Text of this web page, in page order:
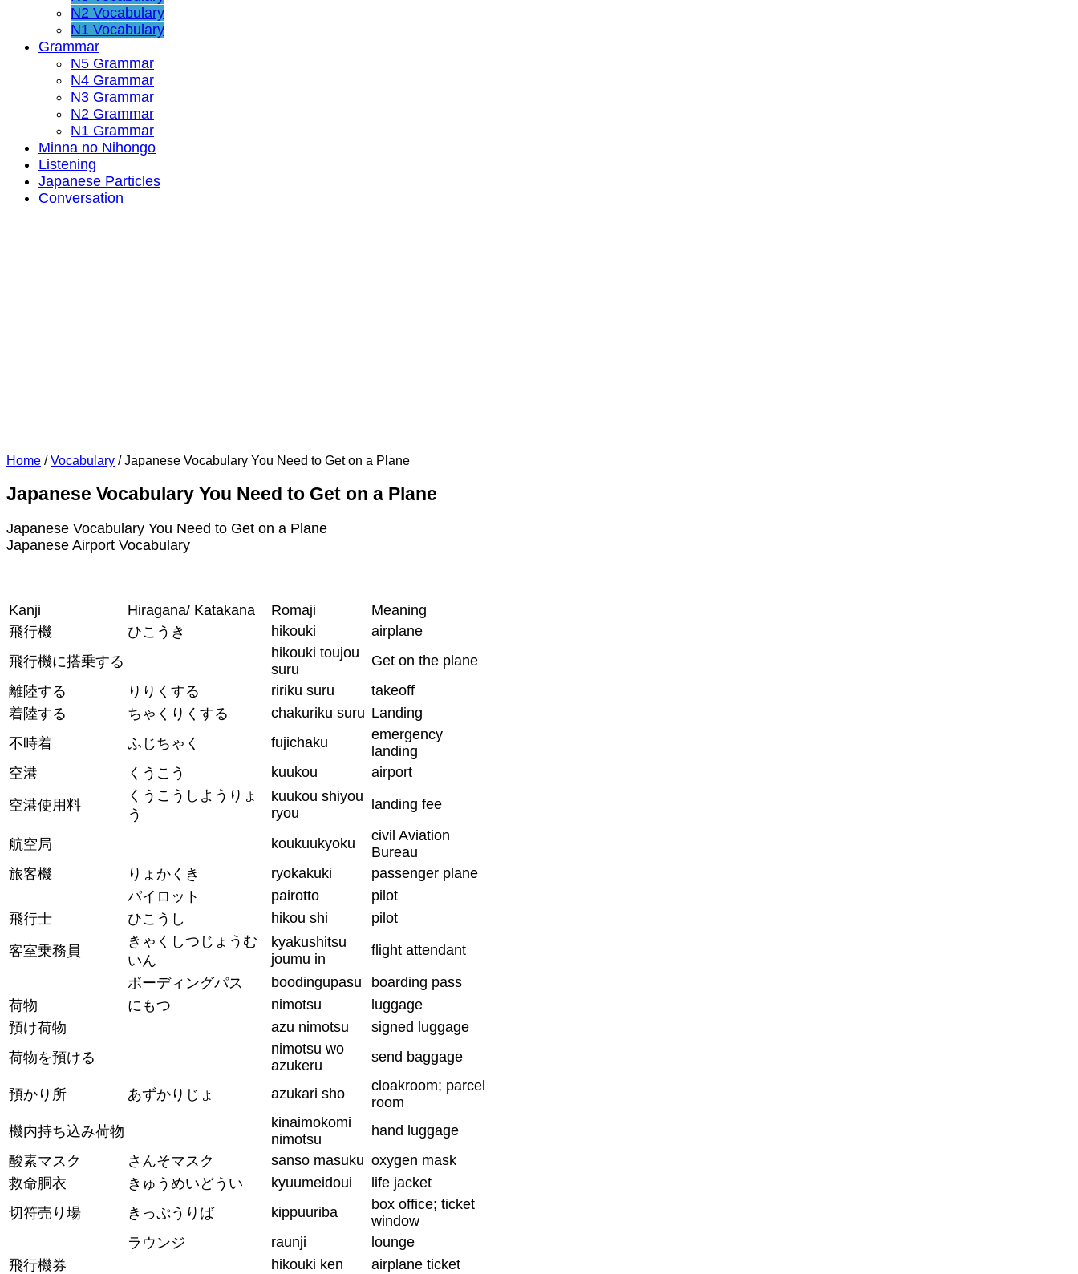
N2 Vocabulary
N1 Vocabulary
Grammar
N5 Grammar
N4 Grammar
N3 Grammar
N2 Grammar
N1 Grammar
Minna no Nihongo
Listening
Japanese Particles
Conversation
Home / Vocabulary / Japanese Vocabulary You Need to Get on a Plane
Japanese Vocabulary You Need to Get on a Plane
Japanese Vocabulary You Need to Get on a Plane
Japanese Airport Vocabulary
Kanji Hiragana/ Katakana Romaji
Meaning
飛行機
ひこうき hikouki
airplane
飛行機に搭乗する
hikouki toujou
suru
Get on the plane
離陸する
りりくする ririku suru
takeoff
着陸する
ちゃくりくする chakuriku suru Landing
不時着
ふじちゃく fujichaku
emergency
landing
空港
くうこう kuukou airport
空港使用料
くうこうしようりょ
う
kuukou shiyou
ryou
landing fee
航空局 koukuukyoku
civil Aviation
Bureau
旅客機
りょかくき ryokakuki
passenger plane
パイロット
pairotto
pilot
飛行士
ひこうし hikou shi pilot
客室乗務員
きゃくしつじょうむ
いん
kyakushitsu
joumu in
flight attendant
ボーディングパス boodingupasu
boarding pass
荷物
にもつ nimotsu
luggage
預け荷物
azu nimotsu
signed luggage
荷物を預ける
nimotsu wo
azukeru
send baggage
預かり所 あずかりじょ azukari sho
cloakroom; parcel
room
機内持ち込み荷物
kinaimokomi
nimotsu
hand luggage
酸素マスク
さんそマスク sanso masuku oxygen mask
救命胴衣
きゅうめいどうい kyuumeidoui
life jacket
切符売り場
きっぷうりば kippuuriba
box office; ticket
window
ラウンジ
raunji
lounge
飛行機券
hikouki ken
airplane ticket